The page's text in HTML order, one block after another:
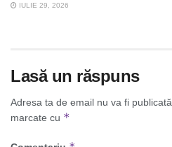
IULIE 29, 2026
Lasă un răspuns
Adresa ta de email nu va fi publicată.
marcate cu *